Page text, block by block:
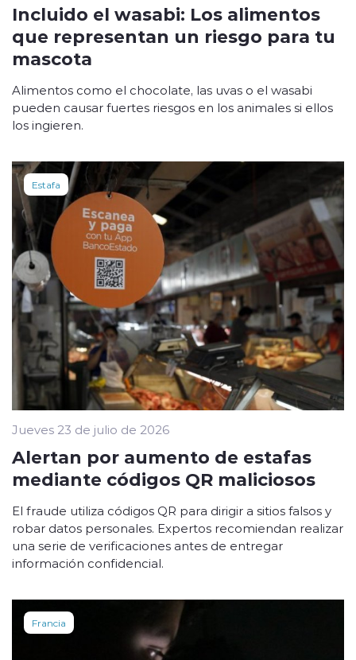
Incluido el wasabi: Los alimentos
que representan un riesgo para tu
mascota
Alimentos como el chocolate, las uvas o el wasabi
pueden causar fuertes riesgos en los animales si ellos
los ingieren.
Estafa
Jueves 23 de julio de 2026
Alertan por aumento de estafas
mediante códigos QR maliciosos
El fraude utiliza códigos QR para dirigir a sitios falsos y
robar datos personales. Expertos recomiendan realizar
una serie de verificaciones antes de entregar
información confidencial.
Francia